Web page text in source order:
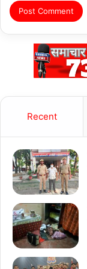
Recent